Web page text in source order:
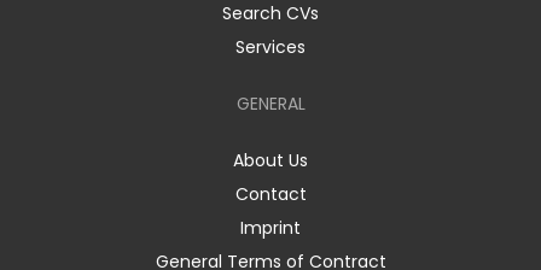
Search CVs
Services
GENERAL
About Us
Contact
Imprint
General Terms of Contract